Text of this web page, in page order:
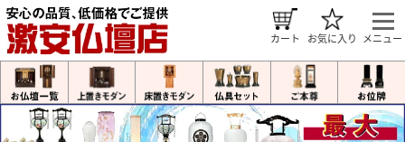
メニュー
お気に入り
カート